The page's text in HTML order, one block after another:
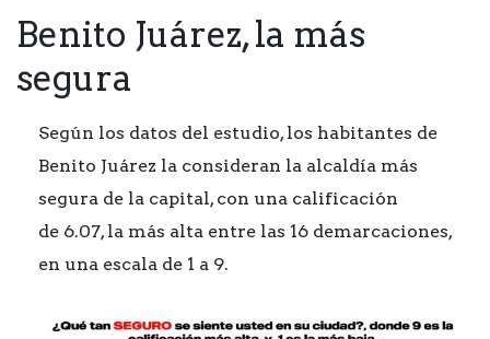
Benito Juárez, la más
segura
Según los datos del estudio, los habitantes de
Benito Juárez la consideran la alcaldía más
segura de la capital, con una calificación
de 6.07, la más alta entre las 16 demarcaciones,
en una escala de 1 a 9.